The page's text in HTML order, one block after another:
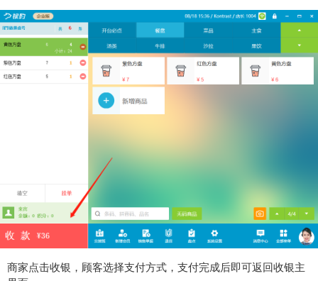
商家点击收银，顾客选择支付方式，支付完成后即可返回收银主